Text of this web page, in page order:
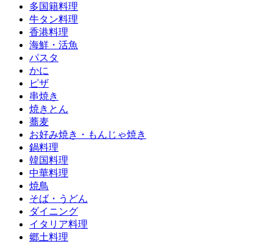
多国籍料理
牛タン料理
香港料理
海鮮・活魚
パスタ
かに
ピザ
串焼き
焼きとん
蕎麦
お好み焼き・もんじゃ焼き
鍋料理
韓国料理
中華料理
焼鳥
そば・うどん
ダイニング
イタリア料理
郷土料理